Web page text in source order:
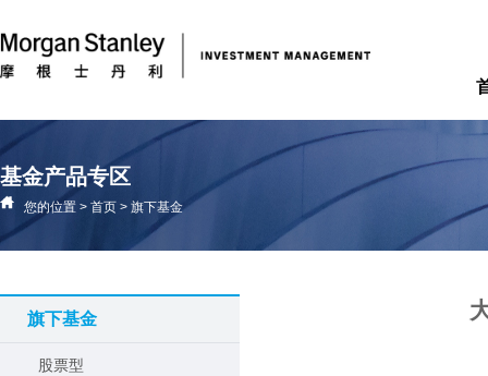
基金产品专区
您的位置 > 首页 > 旗下基金
旗下基金
股票型